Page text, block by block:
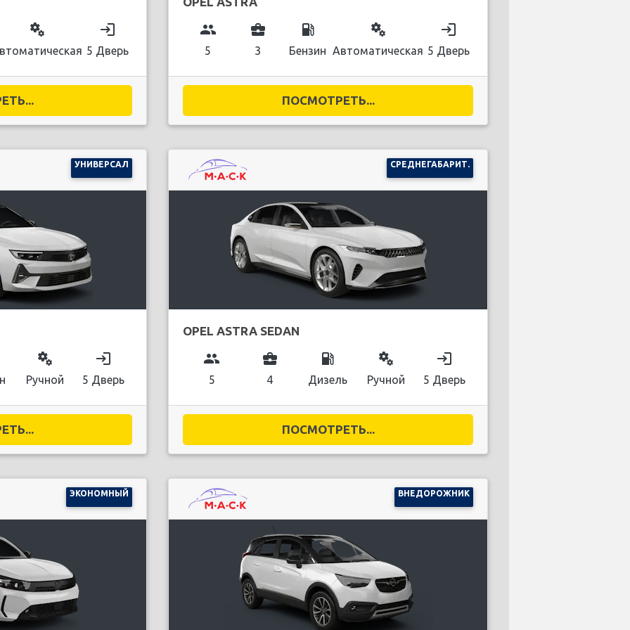
miscellaneous_services login
5 Дверь
group
5
business_center
3
local_gas_station
Бензин
miscellaneous_services
Автоматическая
login
5 Дверь
ПОСМОТРЕТЬ...
УНИВЕРСАЛ
miscellaneous_services
Ручной
login
5 Дверь
СРЕДНЕГАБАРИТ.
OPEL ASTRA SEDAN
group
5
business_center
4
local_gas_station
Дизель
miscellaneous_services
Ручной
login
5 Дверь
ПОСМОТРЕТЬ...
ЭКОНОМНЫЙ ВНЕДОРОЖНИК